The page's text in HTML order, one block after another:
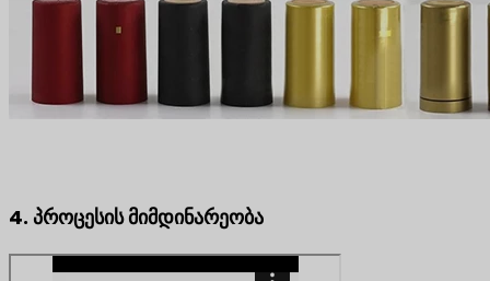
4. პროცესის მიმდინარეობა